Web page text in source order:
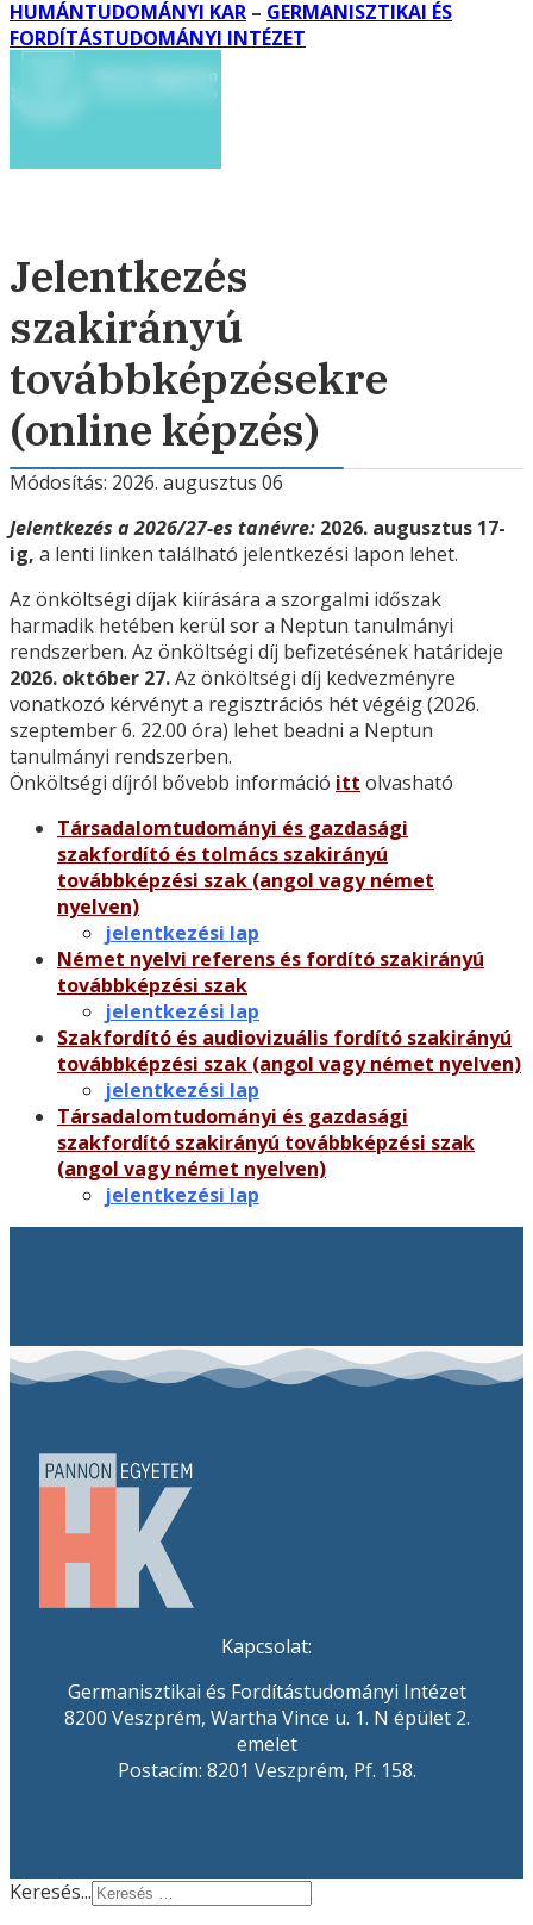
HUMÁNTUDOMÁNYI KAR – GERMANISZTIKAI ÉS
FORDÍTÁSTUDOMÁNYI INTÉZET
Jelentkezés
szakirányú
továbbképzésekre
(online képzés)
Módosítás: 2026. augusztus 06
Jelentkezés a 2026/27-es tanévre: 2026. augusztus 17-
ig, a lenti linken található jelentkezési lapon lehet.
Az önköltségi díjak kiírására a szorgalmi időszak
harmadik hetében kerül sor a Neptun tanulmányi
rendszerben. Az önköltségi díj befizetésének határideje
2026. október 27.Az önköltségi díj kedvezményre
vonatkozó kérvényt a regisztrációs hét végéig (2026.
szeptember 6. 22.00 óra) lehet beadni a Neptun
tanulmányi rendszerben.
Önköltségi díjról bővebb információ itt olvasható
Társadalomtudományi és gazdasági
szakfordító és tolmács szakirányú
továbbképzési szak (angol vagy német
nyelven)
jelentkezési lap
Német nyelvi referens és fordító szakirányú
továbbképzési szak
jelentkezési lap
Szakfordító és audiovizuális fordító szakirányú
továbbképzési szak (angol vagy német nyelven)
jelentkezési lap
Társadalomtudományi és gazdasági
szakfordító szakirányú továbbképzési szak
(angol vagy német nyelven)
jelentkezési lap
Kapcsolat:
Germanisztikai és Fordítástudományi Intézet
8200 Veszprém, Wartha Vince u. 1. N épület 2.
emelet
Postacím: 8201 Veszprém, Pf. 158.
Keresés...